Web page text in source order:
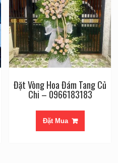
Đặt Vòng Hoa Đám Tang Củ
Chi – 0966183183
Đặt Mua